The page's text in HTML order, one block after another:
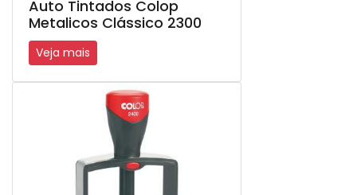
Auto Tintados Colop
Metalicos Clássico 2300
Veja mais